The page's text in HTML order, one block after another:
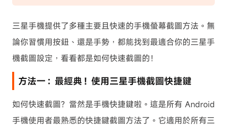
三星手機提供了多種主要且快速的手機螢幕截圖方法。無
論你習慣用按鈕、還是手勢，都能找到最適合你的三星手
機截圖設定，看看都是如何快速截圖的！
方法一：最經典！使用三星手機截圖快捷鍵
如何快速截圖？當然是手機快捷鍵啦。這是所有 Android
手機使用者最熟悉的快捷鍵截圖方法了。它適用於所有三